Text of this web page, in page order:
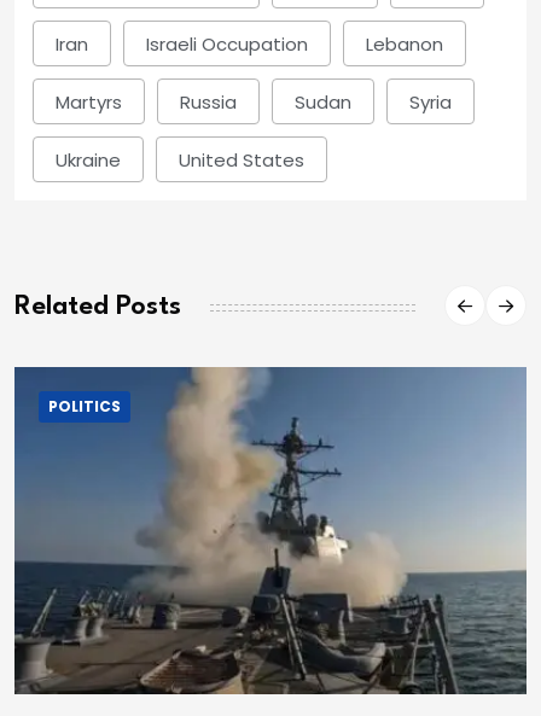
Iran Israeli Occupation Lebanon
Martyrs Russia Sudan Syria
Ukraine United States
Related Posts
POLITICS